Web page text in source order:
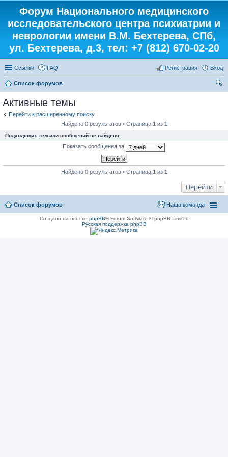
Форум Национального медицинского
исследовательского центра психиатрии и
неврологии имени В.М. Бехтерева, СПб,
ул. Бехтерева, д.3, тел: +7 (812) 670-02-20
Ссылки FAQ Вход
Регистрация
Список форумов
Активные темы
Перейти к расширенному поиску
Найдено 0 результатов • Страница 1 из 1
Подходящих тем или сообщений не найдено.
Показать сообщения за
Найдено 0 результатов • Страница 1 из 1
Перейти
Список форумов Наша команда
Создано на основе phpBB® Forum Software © phpBB Limited
Русская поддержка phpBB